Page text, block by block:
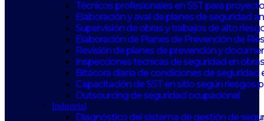
Técnicos profesionales en SST para
Elaboración y aval de planes de seguridad
Supervisión de obras y trabajos de alto
Elaboración de Planes de Prevención de
Revisión de planes de prevención y
Inspecciones técnicas de seguridad en
Bitácora diaria de condiciones de seguridad
Capacitación de SST en sitio según riesgos
Outsourcing de seguridad ocupacional
Industrial
Diagnóstico del sistema de gestión de